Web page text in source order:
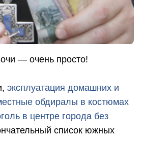
— очень просто!
эксплуатация домашних и
обдиралы в костюмах
в центре города без
список южных